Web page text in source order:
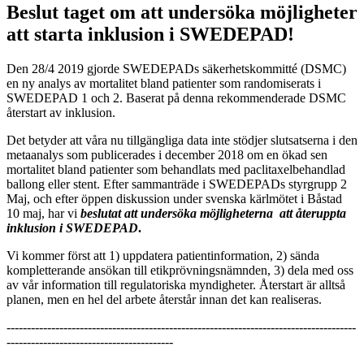
Beslut taget om att undersöka möjligheter
att starta inklusion i SWEDEPAD!
Den 28/4 2019 gjorde SWEDEPADs säkerhetskommitté (DSMC)
en ny analys av mortalitet bland patienter som randomiserats i
SWEDEPAD 1 och 2. Baserat på denna rekommenderade DSMC
återstart av inklusion.
Det betyder att våra nu tillgängliga data inte stödjer slutsatserna i den
metaanalys som publicerades i december 2018 om en ökad sen
mortalitet bland patienter som behandlats med paclitaxelbehandlad
ballong eller stent. Efter sammanträde i SWEDEPADs styrgrupp 2
Maj, och efter öppen diskussion under svenska kärlmötet i Båstad
10 maj, har vi beslutat att undersöka möjligheterna att återuppta
inklusion i SWEDEPAD.
Vi kommer först att 1) uppdatera patientinformation, 2) sända
kompletterande ansökan till etikprövningsnämnden, 3) dela med oss
av vår information till regulatoriska myndigheter. Återstart är alltså
planen, men en hel del arbete återstår innan det kan realiseras.
--------------------------------------------------------------------------------------
-----------------------------------------